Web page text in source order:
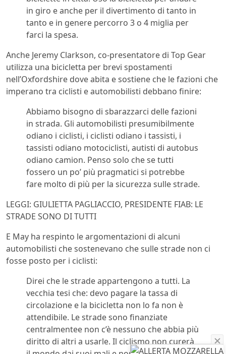
in giro e anche per il divertimento di tanto in
tanto e in genere percorro 3 o 4 miglia per
farci la spesa.
Anche Jeremy Clarkson, co-presentatore di Top Gear
utilizza una bicicletta per brevi spostamenti
nell’Oxfordshire dove abita e sostiene che le fazioni che
imperano tra ciclisti e automobilisti debbano finire:
Abbiamo bisogno di sbarazzarci delle fazioni
in strada. Gli automobilisti presumibilmente
odiano i ciclisti, i ciclisti odiano i tassisti, i
tassisti odiano motociclisti, autisti di autobus
odiano camion. Penso solo che se tutti
fossero un po’ più pragmatici si potrebbe
fare molto di più per la sicurezza sulle strade.
LEGGI: GIULIETTA PAGLIACCIO, PRESIDENTE FIAB: LE
STRADE SONO DI TUTTI
E May ha respinto le argomentazioni di alcuni
automobilisti che sostenevano che sulle strade non ci
fosse posto per i ciclisti:
Direi che le strade appartengono a tutti. La
vecchia tesi che: devo pagare la tassa di
circolazione e la bicicletta non lo fa non è
attendibile. Le strade sono finanziate
centralmentee non c’è nessuno che abbia più
diritto di altri a usarle. Il ciclismo non curerà